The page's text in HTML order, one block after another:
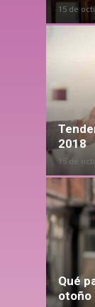
15 de
2018
15 de
Qué
otoño